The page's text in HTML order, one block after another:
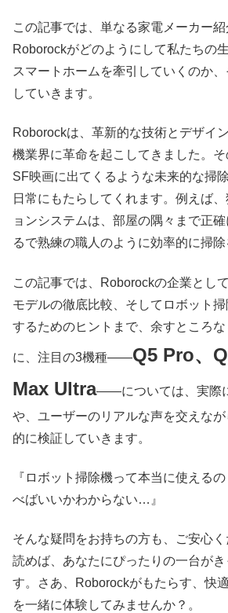
この記事では、単なる家電メーカー紹
Roborockがどのようにして私たちの
スマートホームを牽引していくのか
していきます。
Roborockは、革新的な技術とデザイ
機業界に革命を起こしてきました。
SF映画に出てくるような未来的な掃
日常にもたらしてくれます。例えば
ョンシステムは、部屋の隅々まで正
るで熟練の職人のように効率的に掃除
この記事では、Roborockの企業とし
モデルの徹底比較、そしてロボット
するためのヒントまで、余すところ
に、注目の3機種——Q5 Pro、
Max Ultra——については、実際
や、ユーザーのリアルな声を交えな
的に検証していきます。
『ロボット掃除機って本当に使える
べばいいかわからない…』
そんな疑問をお持ちの方も、ご安心
読めば、あなたにぴったりの一台が
す。さあ、Roborockがもたらす、快
を一緒に体験してみませんか？。